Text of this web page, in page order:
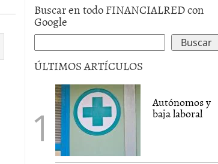
Buscar en todo FINANCIALRED con
Google
ÚLTIMOS ARTÍCULOS
Autónomos y
baja laboral